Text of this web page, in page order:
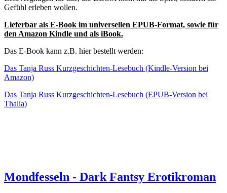
Gefühl erleben wollen.
Lieferbar als E-Book im universellen EPUB-Format, sowie für
den Amazon Kindle und als iBook.
Das E-Book kann z.B. hier bestellt werden:
Das Tanja Russ Kurzgeschichten-Lesebuch (Kindle-Version bei
Amazon)
Das Tanja Russ Kurzgeschichten-Lesebuch (EPUB-Version bei
Thalia)
Mondfesseln - Dark Fantsy Erotikroman